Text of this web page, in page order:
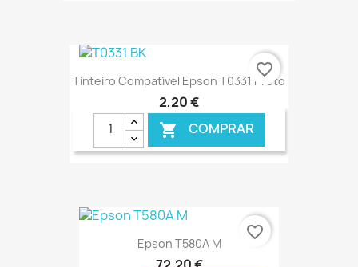
€ ONLINE
Tinteiro Compatível Epson T0331 Preto
2,20 €
 COMPRAR
€ ONLINE
favorite_border
Epson T580A M
favorite_border